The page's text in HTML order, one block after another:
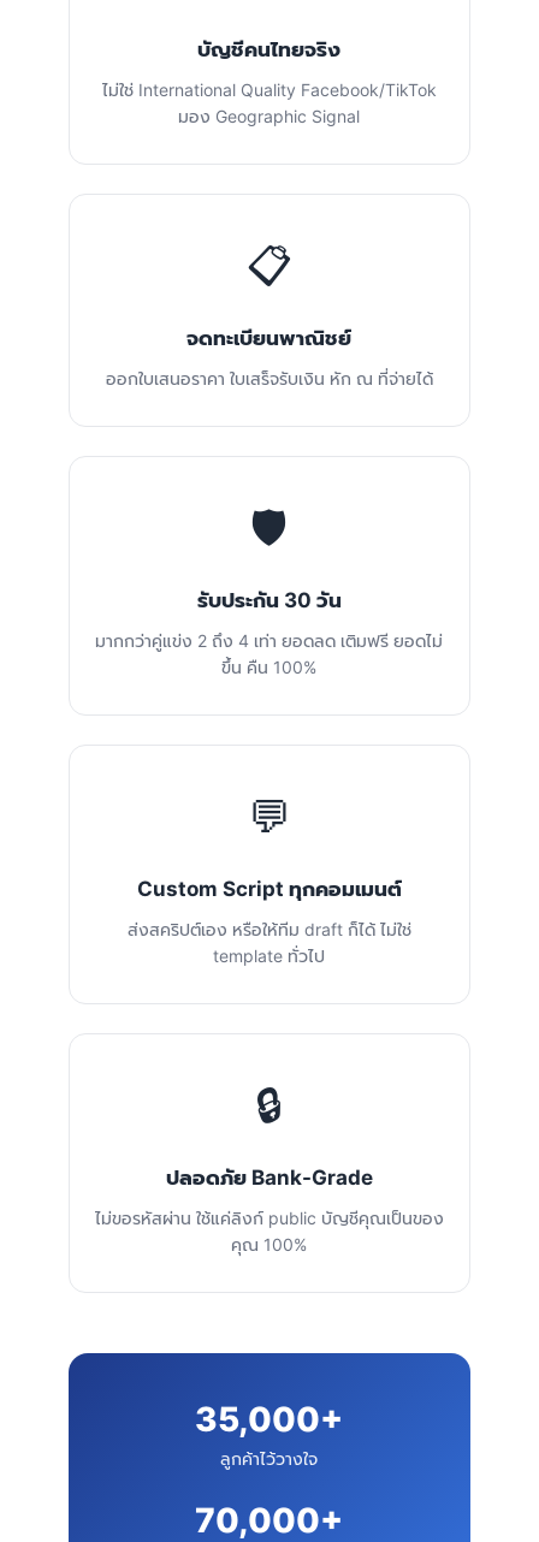
บัญชีคนไทยจริง
ไม่ใช่ International Quality Facebook/TikTok
มอง Geographic Signal
📋
จดทะเบียนพาณิชย์
ออกใบเสนอราคา ใบเสร็จรับเงิน หัก ณ ที่จ่ายได้
🛡️
รับประกัน 30 วัน
มากกว่าคู่แข่ง 2 ถึง 4 เท่า ยอดลด เติมฟรี ยอดไม่
ขึ้น คืน 100%
💬
Custom Script ทุกคอมเมนต์
ส่งสคริปต์เอง หรือให้ทีม draft ก็ได้ ไม่ใช่
template ทั่วไป
🔒
ปลอดภัย Bank-Grade
ไม่ขอรหัสผ่าน ใช้แค่ลิงก์ public บัญชีคุณเป็นของ
คุณ 100%
35,000+
ลูกค้าไว้วางใจ
70,000+